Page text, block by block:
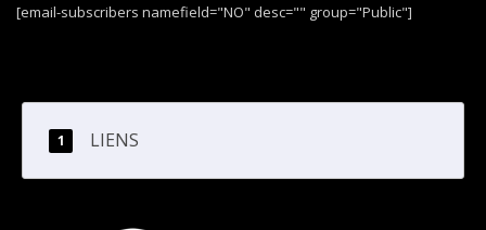
[email-subscribers namefield="NO" desc="" group="Public"]
LIENS